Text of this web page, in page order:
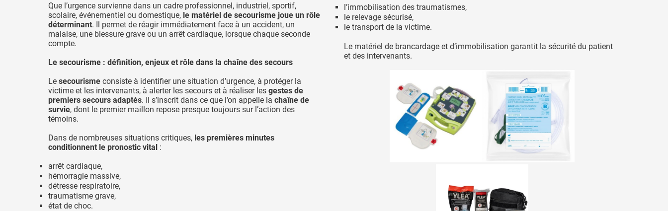
Que l’urgence survienne dans un cadre professionnel, industriel, sportif,
scolaire, événementiel ou domestique, le matériel de secourisme joue un rôle
déterminant. Il permet de réagir immédiatement face à un accident, un
malaise, une blessure grave ou un arrêt cardiaque, lorsque chaque seconde
compte.
Le secourisme : définition, enjeux et rôle dans la chaîne des secours
Le secourisme consiste à identifier une situation d’urgence, à protéger la
victime et les intervenants, à alerter les secours et à réaliser les gestes de
premiers secours adaptés. Il s’inscrit dans ce que l’on appelle la chaîne de
survie, dont le premier maillon repose presque toujours sur l’action des
témoins.
Dans de nombreuses situations critiques, les premières minutes
conditionnent le pronostic vital :
arrêt cardiaque,
hémorragie massive,
détresse respiratoire,
traumatisme grave,
état de choc.
l’immobilisation des traumatismes,
le relevage sécurisé,
le transport de la victime.
Le matériel de brancardage et d’immobilisation garantit la sécurité du patient
et des intervenants.